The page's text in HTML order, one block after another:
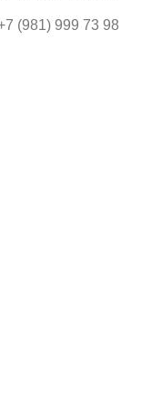
(981) 999 73 98